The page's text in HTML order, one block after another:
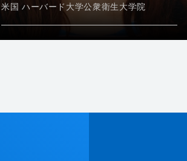
米国 ハーバード大学公衆衛生大学院